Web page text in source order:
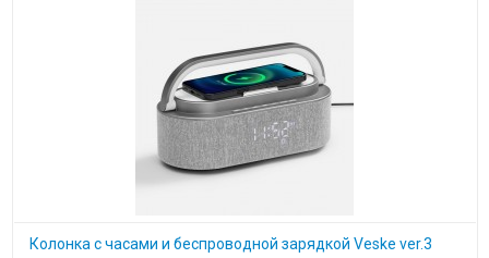
Колонка с часами и беспроводной зарядкой Veske ver.3